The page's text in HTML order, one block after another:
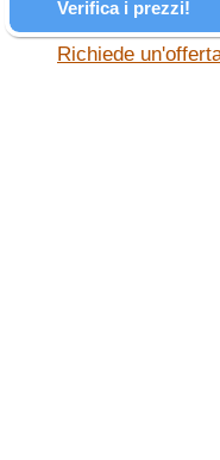
Verifica i prezzi!
Richiede